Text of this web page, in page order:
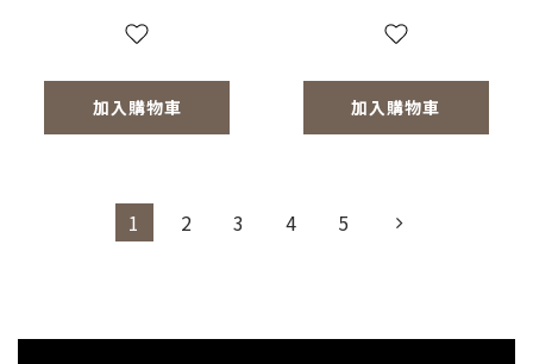
加入購物車 加入購物車
1 2 3 4 5